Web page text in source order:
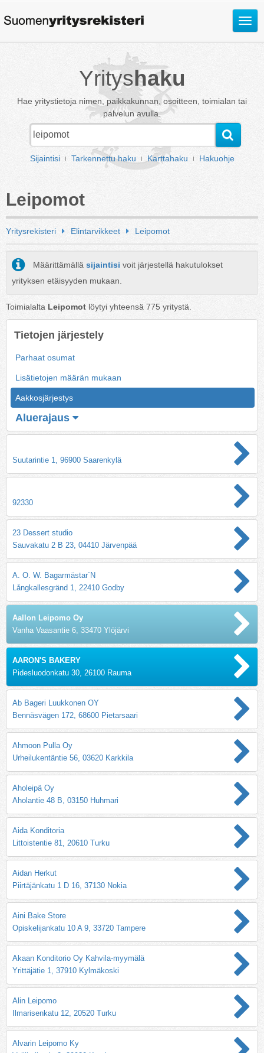
Avaa
Yrityshaku
Hae yritystietoja nimen, paikkakunnan, osoitteen, toimialan tai
palvelun avulla.
Sijaintisi Tarkennettu haku Karttahaku Hakuohje
Leipomot
Yritysrekisteri Elintarvikkeet Leipomot
Määrittämällä sijaintisi voit järjestellä hakutulokset
yrityksen etäisyyden mukaan.
Toimialalta Leipomot löytyi yhteensä 775 yritystä.
Tietojen järjestely
Parhaat osumat
Lisätietojen määrän mukaan
Aakkosjärjestys
Aluerajaus
Suutarintie 1, 96900 Saarenkylä
92330
23 Dessert studio
Sauvakatu 2 B 23, 04410 Järvenpää
A. O. W. Bagarmästar´N
Långkallesgränd 1, 22410 Godby
Aallon Leipomo Oy
Vanha Vaasantie 6, 33470 Ylöjärvi
AARON'S BAKERY
Pidesluodonkatu 30, 26100 Rauma
Ab Bageri Luukkonen OY
Bennäsvägen 172, 68600 Pietarsaari
Ahmoon Pulla Oy
Urheilukentäntie 56, 03620 Karkkila
Aholeipä Oy
Aholantie 48 B, 03150 Huhmari
Aida Konditoria
Littoistentie 81, 20610 Turku
Aidan Herkut
Piirtäjänkatu 1 D 16, 37130 Nokia
Aini Bake Store
Opiskelijankatu 10 A 9, 33720 Tampere
Akaan Konditorio Oy Kahvila-myymälä
Yrittäjätie 1, 37910 Kylmäkoski
Alin Leipomo
Ilmarisenkatu 12, 20520 Turku
Alvarin Leipomo Ky